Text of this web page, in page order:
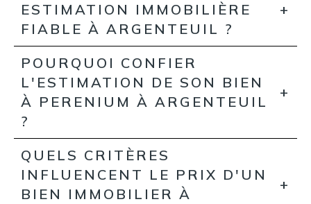
ESTIMATION IMMOBILIÈRE
FIABLE À ARGENTEUIL ?
POURQUOI CONFIER
L'ESTIMATION DE SON BIEN
À PERENIUM À ARGENTEUIL
?
QUELS CRITÈRES
INFLUENCENT LE PRIX D'UN
BIEN IMMOBILIER À